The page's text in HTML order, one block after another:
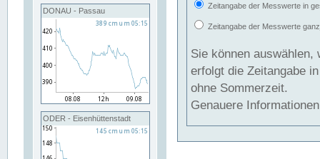
DONAU - Passau
ODER - Eisenhüttenstadt
Zeitangabe der Messwerte in
Zeitangabe der Messwerte
Sie können auswählen,
erfolgt die Zeitangabe
ohne Sommerzeit.
Genauere